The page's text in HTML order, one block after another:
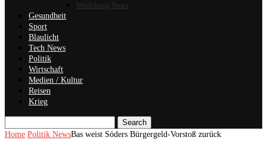
Wolfsburg News
Gesundheit
Sport
Blaulicht
Tech News
Politik
Wirtschaft
Medien / Kultur
Reisen
Krieg
Search
Home Politik NewsBas weist Söders Bürgergeld-Vorstoß zurück